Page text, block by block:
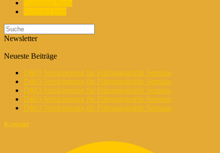
Newsletter
Neueste Beiträge
D&O-Versicherung für Führungskräfte Seminar
D&O-Versicherung für Führungskräfte Seminar
D&O-Versicherung für Führungskräfte Seminar
D&O-Versicherung für Führungskräfte Seminar
D&O-Versicherung für Führungskräfte Seminar
Kontakt